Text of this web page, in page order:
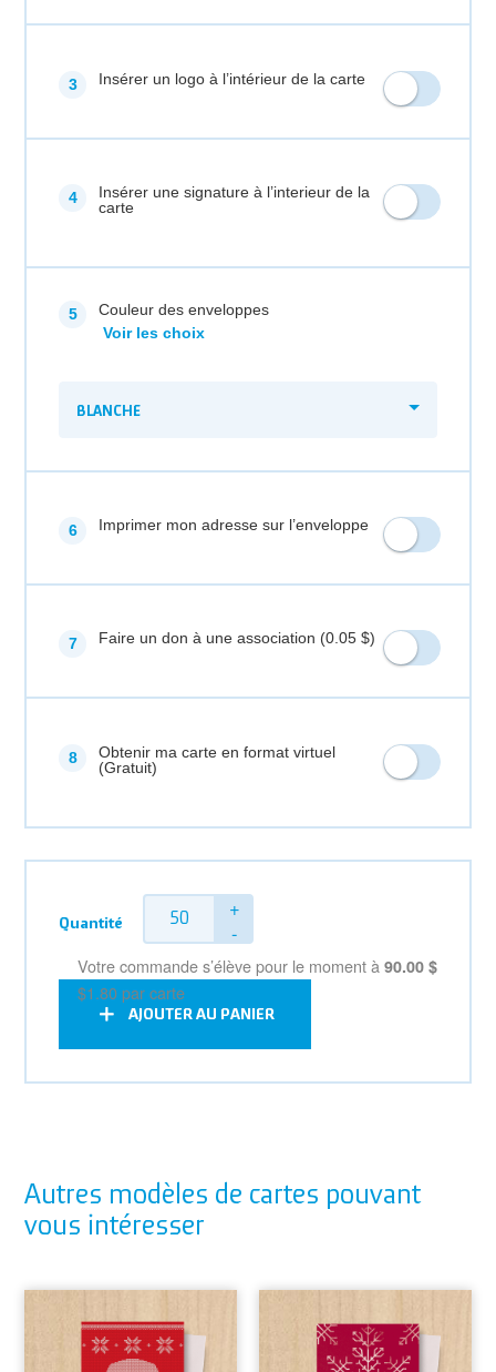
Insérer un logo à l’intérieur de la carte
Insérer une signature à l’interieur de la
carte
Couleur des enveloppes
Voir les choix
BLANCHE
Imprimer mon adresse sur l’enveloppe
Faire un don à une association (0.05 $)
Obtenir ma carte en format virtuel
(Gratuit)
Quantité
$1.80
90.00 $
AJOUTER AU PANIER
Autres modèles de cartes pouvant
vous intéresser